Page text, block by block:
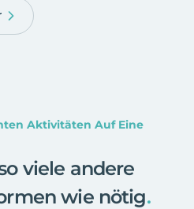
Aktivitäten Auf Eine
viele andere
wie nötig.